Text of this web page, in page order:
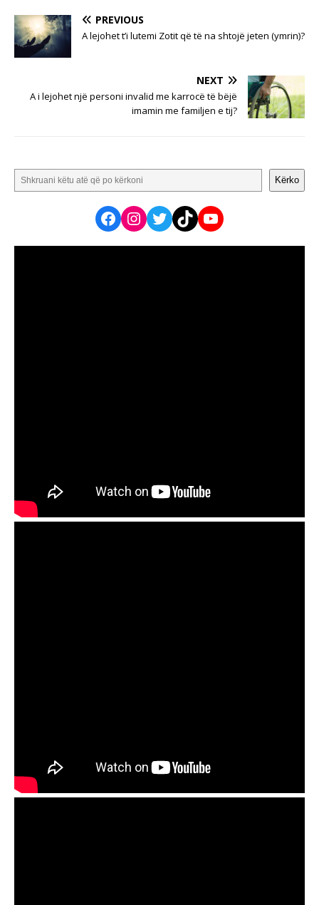
PREVIOUS
A lejohet t’i lutemi Zotit që të na shtojë jeten (ymrin)?
NEXT
A i lejohet një personi invalid me karrocë të bëjë
imamin me familjen e tij?
Kërko